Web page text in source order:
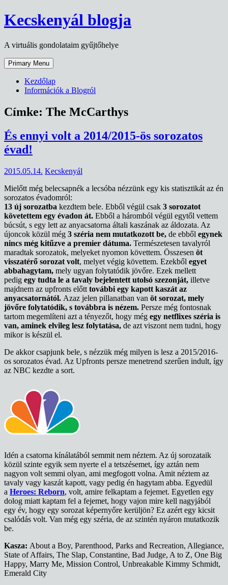
Skip
to
Kecskenyál blogja
A virtuális gondolataim gyűjtőhelye
Primary Menu
Kezdőlap
Információk a Blogról
Címke: The McCarthys
És ennyi volt a 2014/2015-ös sorozatos
évad!
2015.05.14. Kecskenyál
Mielőtt még belecsapnék a lecsóba nézzünk egy kis statisztikát az én
sorozatos évadomról:
13 új sorozatba kezdtem bele. Ebből végül csak 3 sorozatot
követettem egy évadon át. Ebből a háromból végül egytől vettem
búcsút, s egy lett az anyacsatorna általi kaszának az áldozata. Az
újoncok közül még 3 széria nem mutatkozott be, de ebből egynek
nincs még kitűzve a premier dátuma. Természetesen tavalyról
maradtak sorozatok, melyeket nyomon követtem. Összesen öt
visszatérő sorozat volt, melyet végig követtem. Ezekből egyet
abbahagytam, mely ugyan folytatódik jövőre. Ezek mellett
pedig egy tudta le a tavaly bejelentett utolsó szezonját, illetve
majdnem az upfronts előtt további egy kapott kaszát az
anyacsatornától. Azaz jelen pillanatban van öt sorozat, mely
jövőre folytatódik, s továbbra is nézem. Persze még fontosnak
tartom megemlíteni azt a tényezőt, hogy még egy netflixes széria is
van, aminek elvileg lesz folytatása, de azt viszont nem tudni, hogy
mikor is készül el.
De akkor csapjunk bele, s nézzük még milyen is lesz a 2015/2016-
os sorozatos évad. Az Upfronts persze menetrend szerűen indult, így
az NBC kezdte a sort.
Idén a csatorna kínálatából semmit nem néztem. Az új sorozataik
közül szinte egyik sem nyerte el a tetszésemet, így aztán nem
nagyon volt semmi olyan, ami megfogott volna. Amit néztem az
tavaly vagy kaszát kapott, vagy pedig én hagytam abba. Egyedül
a Heroes: Reborn, volt, amire felkaptam a fejemet. Egyetlen egy
dolog miatt kaptam fel a fejemet, hogy vajon mire kell nagyjából
egy év, hogy egy sorozat képernyőre kerüljön? Ez azért egy kicsit
csalódás volt. Van még egy széria, de az szintén nyáron mutatkozik
be.
Kasza: About a Boy, Parenthood, Parks and Recreation, Allegiance,
State of Affairs, The Slap, Constantine, Bad Judge, A to Z, One Big
Happy, Marry Me, Mission Control, Unbreakable Kimmy Schmidt,
Emerald City